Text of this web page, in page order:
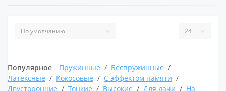
Популярное Пружинные
Беспружинные
Латексные
Кокосовые
С эффектом памяти
Двусторонние
Тонкие Высокие Для дачи
На